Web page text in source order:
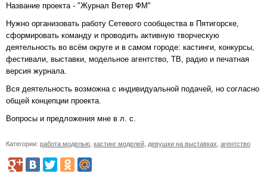
Название проекта - "Журнал Ветер ФМ"
Нужно организовать работу Сетевого сообщества в Пятигорске,
сформировать команду и проводить активную творческую
деятельность во всём округе и в самом городе: кастинги, конкурсы,
фестивали, выставки, модельное агентство, ТВ, радио и печатная
версия журнала.
Вся деятельность возможна с индивидуальной подачей, но согласно
общей концепции проекта.
Вопросы и предложения мне в л. с.
Категории: работа моделью кастинг моделей девушки на выставках агентство